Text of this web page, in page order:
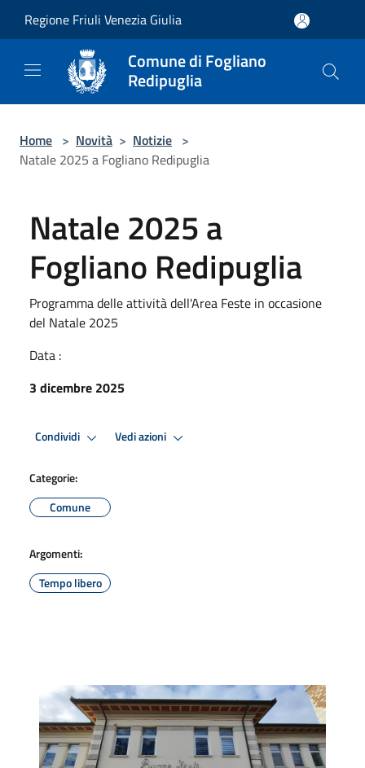
Regione Friuli Venezia Giulia
Comune di Fogliano
Redipuglia
Home > Novità > Notizie >
Natale 2025 a Fogliano Redipuglia
Natale 2025 a
Fogliano Redipuglia
Programma delle attività dell'Area Feste in occasione
del Natale 2025
Data :
3 dicembre 2025
Condividi Vedi azioni
Categorie:
Comune
Argomenti:
Tempo libero